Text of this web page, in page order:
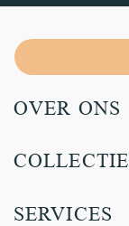
OVER ONS
COLLECTIE
SERVICES